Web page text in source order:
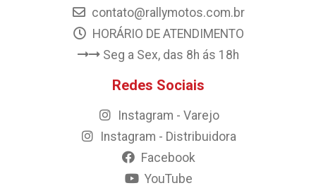
contato@rallymotos.com.br
HORÁRIO DE ATENDIMENTO
Seg a Sex, das 8h ás 18h
Redes Sociais
Instagram - Varejo
Instagram - Distribuidora
Facebook
YouTube